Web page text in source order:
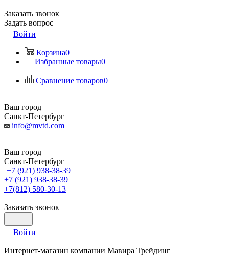
Заказать звонок
Задать вопрос
Войти
Корзина0
Избранные товары0
Сравнение товаров0
Ваш город
Санкт-Петербург
info@mvtd.com
Ваш город
Санкт-Петербург
+7 (921) 938-38-39
+7 (921) 938-38-39
+7(812) 580-30-13
Заказать звонок
Войти
Интернет-магазин компании Мавира Трейдинг